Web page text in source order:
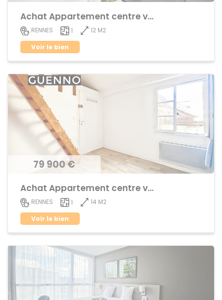
Achat Appartement centre ville
RENNES 1
12 M2
Voir le bien
79 900 €
Achat Appartement centre ville
RENNES 1
14 M2
Voir le bien